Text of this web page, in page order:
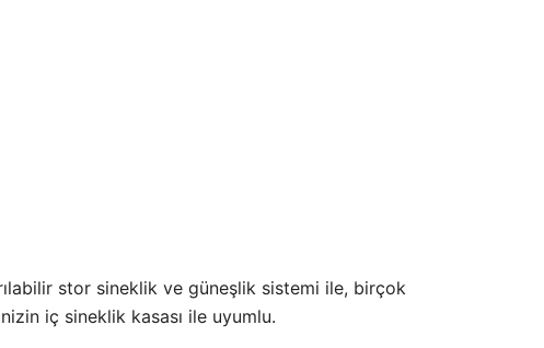
stor sineklik ve güneşlik sistemi ile, birçok
iç sineklik kasası ile uyumlu.